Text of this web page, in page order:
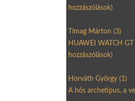
hozzászólások)
Timag Márton (3)
HUAWEI WATCH
hozzászólások)
Horváth György (1)
A hős archetípus, a